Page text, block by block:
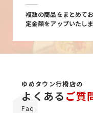
複数の商品をまとめて
定金額をアップいたしま
ゆめタウン行橋店の
よくある ご質
Faq